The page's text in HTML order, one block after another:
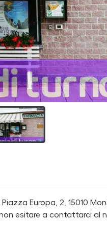
Europa, 2, 15010
esitare a contattarci al